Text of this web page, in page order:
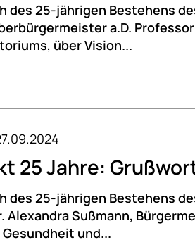
des 25-jährigen Bestehens
a.D.
über Vision...
25 Jahre:
des 25-jährigen Bestehens
Alexandra Sußmann,
und...